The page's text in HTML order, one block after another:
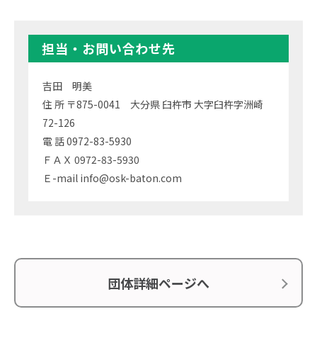
担当・お問い合わせ先
吉田 明美
住 所 〒875-0041 大分県 臼杵市 大字臼杵字洲崎
72-126
電 話 0972-83-5930
ＦＡＸ 0972-83-5930
Ｅ-mail info@osk-baton.com
団体詳細ページへ